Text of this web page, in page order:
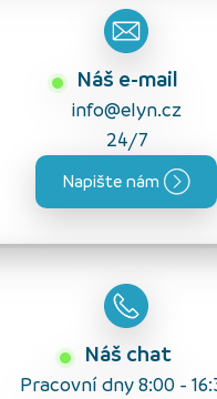
Náš e-mail
info@elyn.cz
24/7
Napište nám
Náš chat
Pracovní dny 8:00 -